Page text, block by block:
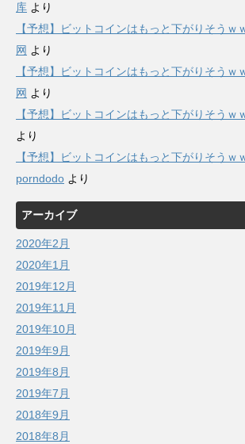
库 より
【予想】ビットコインはもっと下がりそうｗ
网 より
【予想】ビットコインはもっと下がりそうｗ
网 より
【予想】ビットコインはもっと下がりそうｗ
より
【予想】ビットコインはもっと下がりそうｗ
porndodo より
アーカイブ
2020年2月
2020年1月
2019年12月
2019年11月
2019年10月
2019年9月
2019年8月
2019年7月
2018年9月
2018年8月